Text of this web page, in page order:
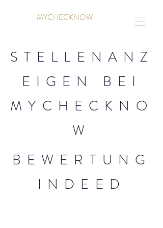
MYCHECKNOW
STELLENANZ
EIGEN BEI
MYCHECKNO
W
BEWERTUNG
INDEED